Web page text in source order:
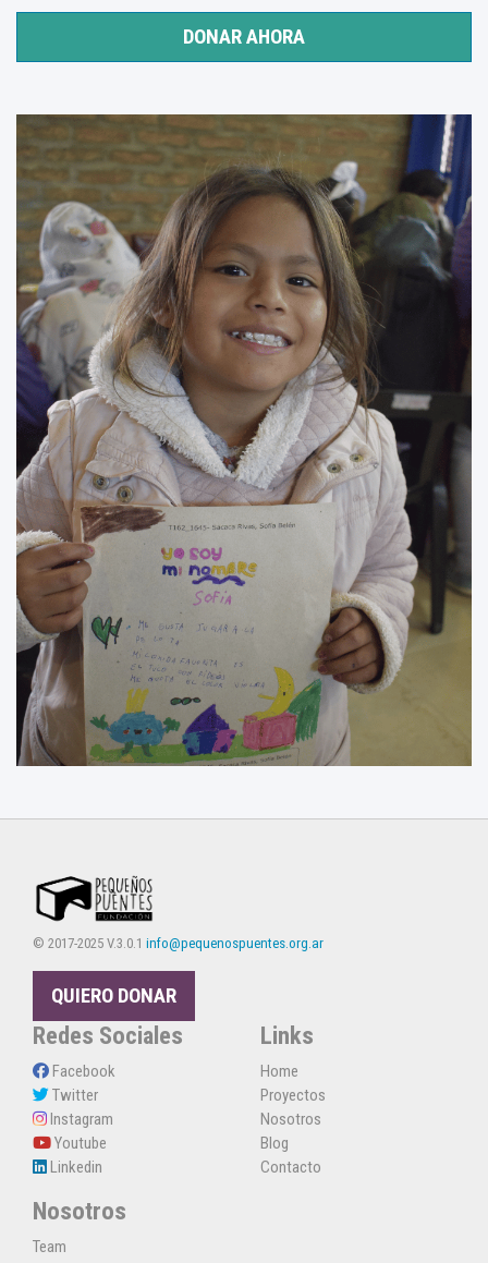
DONAR AHORA
© 2017-2025 V.3.0.1 info@pequenospuentes.org.ar
QUIERO DONAR
Redes Sociales
Facebook
Twitter
Instagram
Youtube
Linkedin
Links
Home
Proyectos
Nosotros
Blog
Contacto
Nosotros
Team